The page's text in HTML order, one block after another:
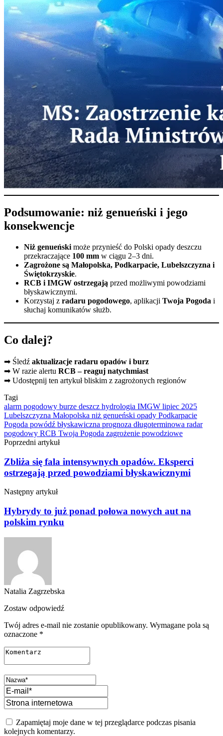
Podsumowanie: niż genueński i jego
konsekwencje
Niż genueński może przynieść do Polski opady deszczu
przekraczające 100 mm w ciągu 2–3 dni.
Zagrożone są Małopolska, Podkarpacie, Lubelszczyzna i
Świętokrzyskie.
RCB i IMGW ostrzegają przed możliwymi powodziami
błyskawicznymi.
Korzystaj z radaru pogodowego, aplikacji Twoja Pogoda i
słuchaj komunikatów służb.
Co dalej?
➡ Śledź aktualizacje radaru opadów i burz
➡ W razie alertu RCB – reaguj natychmiast
➡ Udostępnij ten artykuł bliskim z zagrożonych regionów
Tagi
alarm pogodowy burze deszcz hydrologia IMGW lipiec 2025
Lubelszczyzna Małopolska niż genueński opady Podkarpacie
Pogoda powódź błyskawiczna prognoza długoterminowa radar
pogodowy RCB Twoja Pogoda zagrożenie powodziowe
Poprzedni artykuł
Zbliża się fala intensywnych opadów. Eksperci
ostrzegają przed powodziami błyskawicznymi
Następny artykuł
Hybrydy to już ponad połowa nowych aut na
polskim rynku
Natalia Zagrzebska
Zostaw odpowiedź
Twój adres e-mail nie zostanie opublikowany. Wymagane pola są
oznaczone *
Zapamiętaj moje dane w tej przeglądarce podczas pisania
kolejnych komentarzy.